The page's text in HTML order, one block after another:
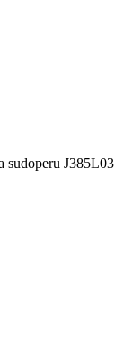
sudoperu J385L03